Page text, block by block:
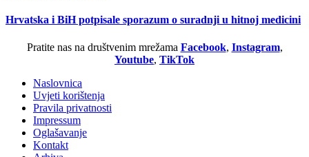
Hrvatska i BiH potpisale sporazum o suradnji u hitnoj medicini
Pratite nas na društvenim mrežama Facebook, Instagram,
Youtube, TikTok
Naslovnica
Uvjeti korištenja
Pravila privatnosti
Impressum
Oglašavanje
Kontakt